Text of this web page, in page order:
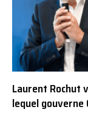
Laurent Rochut
lequel gouverne